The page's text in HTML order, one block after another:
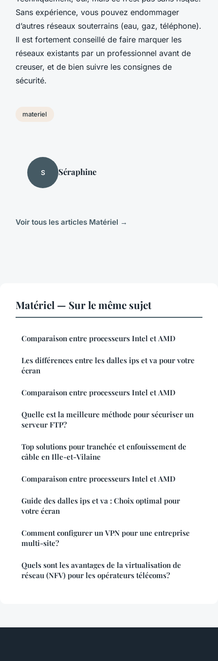
Sans expérience, vous pouvez endommager
d’autres réseaux souterrains (eau, gaz, téléphone).
Il est fortement conseillé de faire marquer les
réseaux existants par un professionnel avant de
creuser, et de bien suivre les consignes de
sécurité.
materiel
S Séraphine
Voir tous les articles Matériel →
Matériel — Sur le même sujet
Comparaison entre processeurs Intel et AMD
Les différences entre les dalles ips et va pour votre
écran
Comparaison entre processeurs Intel et AMD
Quelle est la meilleure méthode pour sécuriser un
serveur FTP?
Top solutions pour tranchée et enfouissement de
câble en Ille-et-Vilaine
Comparaison entre processeurs Intel et AMD
Guide des dalles ips et va : Choix optimal pour
votre écran
Comment configurer un VPN pour une entreprise
multi-site?
Quels sont les avantages de la virtualisation de
réseau (NFV) pour les opérateurs télécoms?